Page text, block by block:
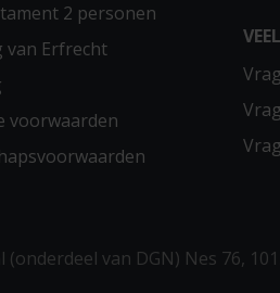
2 personen
van Erfrecht
voorwaarden
van DGN) Nes 76,